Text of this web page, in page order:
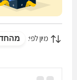
מיון לפי: